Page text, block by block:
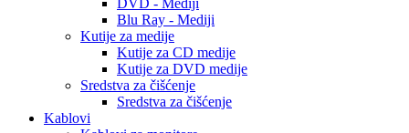
DVD - Mediji
Blu Ray - Mediji
Kutije za medije
Kutije za CD medije
Kutije za DVD medije
Sredstva za čišćenje
Sredstva za čišćenje
Kablovi